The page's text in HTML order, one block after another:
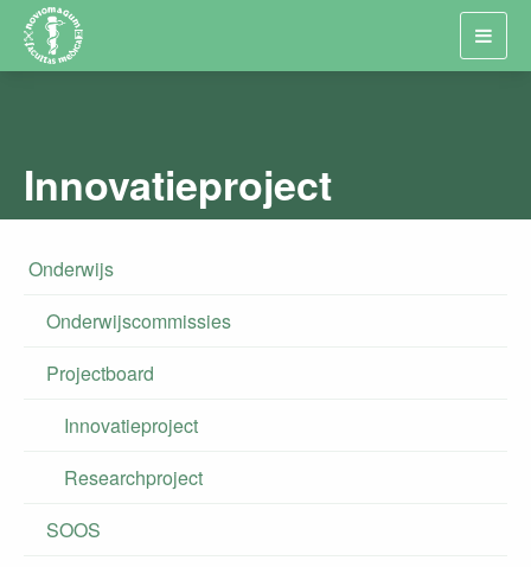
Innovatieproject
Onderwijs
Onderwijscommissies
Projectboard
Innovatieproject
Researchproject
SOOS